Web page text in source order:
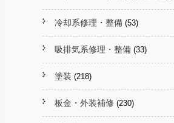
冷却系修理・整備 (53)
吸排気系修理・整備 (33)
塗装 (218)
板金・外装補修 (230)